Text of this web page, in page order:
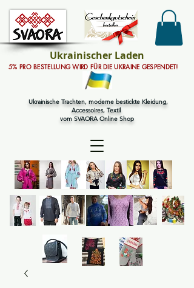
Ukrainische Trachten, moderne bestickte Kleidung,
Accessoires, Textil
vom SVAORA Online Shop
5% PRO BESTELLUNG WIRD FÜR DIE UKRAINE GESPENDET!
Ukrainischer Laden